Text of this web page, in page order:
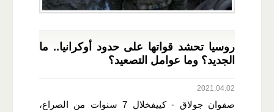
روسيا تحشد قواتها على حدود أوكرانيا.. ما
الجديد؟ وما عوامل التصعيد؟
2021.04.02
صفوان جولاق - كييفخلال 7 سنوات من الصراع،